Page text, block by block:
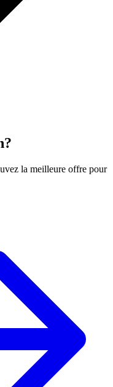
la meilleure offre pour